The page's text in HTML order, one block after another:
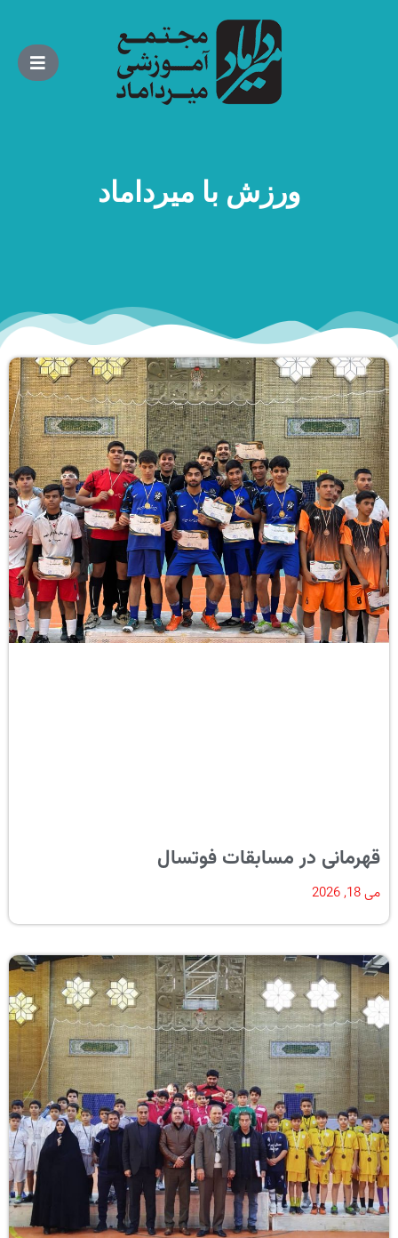
ورزش با میرداماد​
قهرمانی در مسابقات فوتسال
می 18, 2026